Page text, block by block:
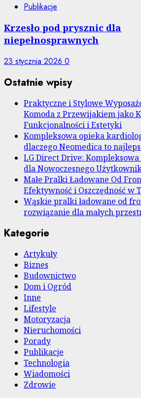
Publikacje
Krzesło pod prysznic dla
niepełnosprawnych
23 stycznia 2026 0
Ostatnie wpisy
Praktyczne i Stylowe
Komoda z Przewijakiem jako
Funkcjonalności i Estetyki
Kompleksowa opieka
dlaczego Neomedica to
LG Direct Drive:
dla Nowoczesnego
Małe Pralki Ładowane Od
Efektywność i Oszczędność w
Wąskie pralki ładowane od
rozwiązanie dla małych
Kategorie
Artykuły
Biznes
Budownictwo
Dom i Ogród
Inne
Lifestyle
Motoryzacja
Nieruchomości
Porady
Publikacje
Technologia
Wiadomości
Zdrowie